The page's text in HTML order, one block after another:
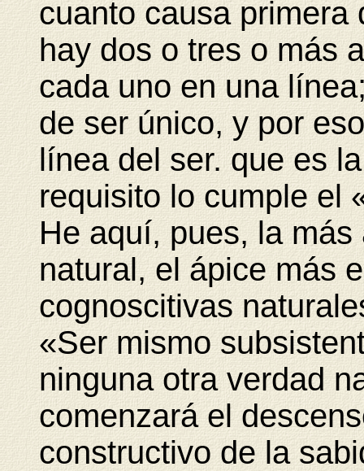
cuanto causa primera
hay dos o tres o más
cada uno en una
de ser único, y por
línea del ser. que es
requisito lo cumple el
He aquí, pues, la
natural, el ápice más
cognoscitivas
«Ser mismo
ninguna otra verdad
comenzará el
constructivo de la